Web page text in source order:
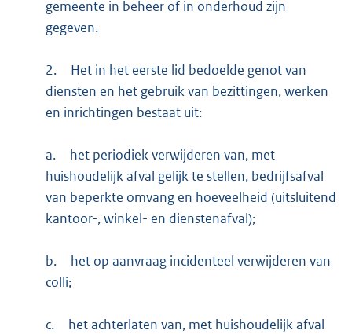
gemeente in beheer of in onderhoud zijn
gegeven.
2.
Het in het eerste lid bedoelde genot van
diensten en het gebruik van bezittingen, werken
en inrichtingen bestaat uit:
a.
het periodiek verwijderen van, met
huishoudelijk afval gelijk te stellen, bedrijfsafval
van beperkte omvang en hoeveelheid (uitsluitend
kantoor-, winkel- en dienstenafval);
b.
het op aanvraag incidenteel verwijderen van
colli;
c.
het achterlaten van, met huishoudelijk afval